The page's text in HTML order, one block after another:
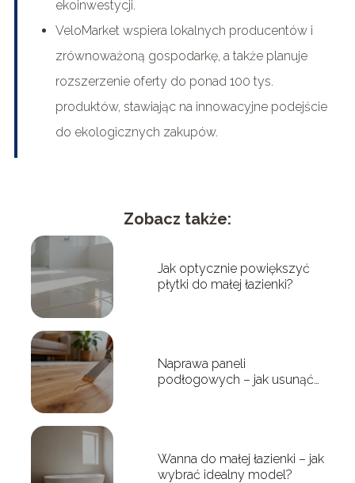
ekoinwestycji.
VeloMarket wspiera lokalnych producentów i
zrównoważoną gospodarkę, a także planuje
rozszerzenie oferty do ponad 100 tys.
produktów, stawiając na innowacyjne podejście
do ekologicznych zakupów.
Zobacz także:
Jak optycznie powiększyć
płytki do małej łazienki?
Naprawa paneli
podłogowych – jak usunąć
Wanna do małej łazienki – jak
wybrać idealny model?